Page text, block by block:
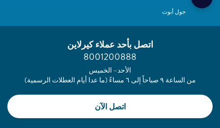
حول أبوت
اتصل بأحد عملاء كيرلاين
8001200888
الأحد– الخميس
من الساعة ٩ صباحاً إلى ٦ مساءً (ما عدا أيام العطلات الرسمية)
اتصل الآن